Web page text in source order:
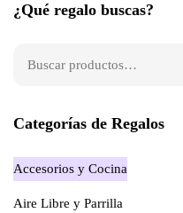
¿Qué regalo buscas?
Categorías de Regalos
Accesorios y Cocina
Aire Libre y Parrilla